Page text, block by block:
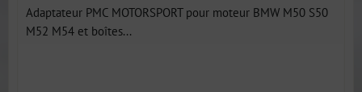
Adaptateur PMC MOTORSPORT pour moteur BMW M50 S50
M52 M54 et boîtes...